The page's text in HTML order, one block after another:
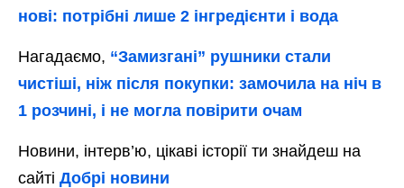
нові: потрібні лише 2 інгредієнти і вода
Нагадаємо, “Замизгані” рушники стали
чистіші, ніж після покупки: замочила на ніч в
1 розчині, і не могла повірити очам
Новини, інтерв’ю, цікаві історії ти знайдеш на
сайті Добрі новини